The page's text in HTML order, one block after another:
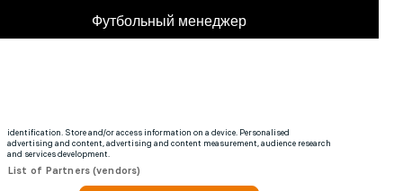
Футбольный менеджер